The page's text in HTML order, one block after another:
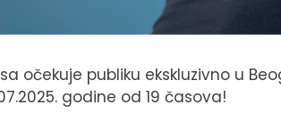
očekuje publiku ekskluzivno u
godine od 19 časova!